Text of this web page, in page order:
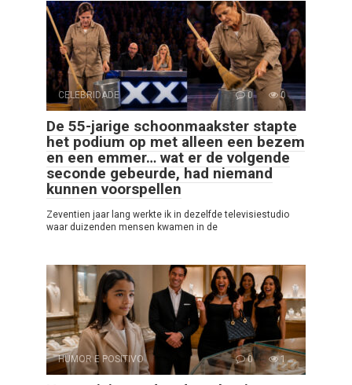
CELEBRIDADE 0 0
De 55-jarige schoonmaakster stapte
het podium op met alleen een bezem
en een emmer… wat er de volgende
seconde gebeurde, had niemand
kunnen voorspellen
Zeventien jaar lang werkte ik in dezelfde televisiestudio
waar duizenden mensen kwamen in de
HUMOR E POSITIVO 0 1